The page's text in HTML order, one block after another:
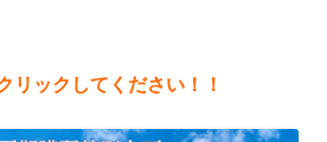
リックしてください！！